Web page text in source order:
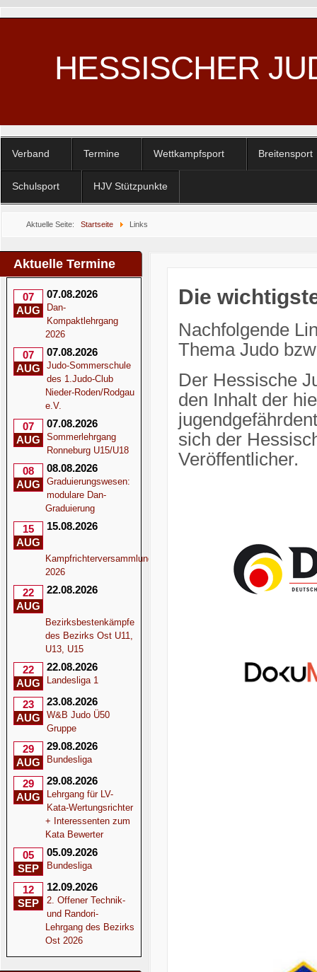
HESSISCHER
Verband Termine Wettkampfsport Breitensport
Schulsport HJV Stützpunkte
Aktuelle Seite: Startseite Links
Aktuelle Termine
07
AUG
07.08.2026
Dan-
Kompaktlehrgang
2026
07
AUG
07.08.2026
Judo-Sommerschule
des 1.Judo-Club
Nieder-Roden/Rodgau
e.V.
07
AUG
07.08.2026
Sommerlehrgang
Ronneburg U15/U18
08
AUG
08.08.2026
Graduierungswesen:
modulare Dan-
Graduierung
15
AUG
15.08.2026
Kampfrichterversammlung
2026
22
AUG
22.08.2026
Bezirksbestenkämpfe
des Bezirks Ost U11,
U13, U15
22
AUG
22.08.2026
Landesliga 1
23
AUG
23.08.2026
W&B Judo Ü50
Gruppe
29
AUG
29.08.2026
Bundesliga
29
AUG
29.08.2026
Lehrgang für LV-
Kata-Wertungsrichter
+ Interessenten zum
Kata Bewerter
05
SEP
05.09.2026
Bundesliga
12
SEP
12.09.2026
2. Offener Technik-
und Randori-
Lehrgang des Bezirks
Ost 2026
Die
Nachfolgende
Thema Judo
Der Hessische
den Inhalt der
sich der
Veröffentlicher.